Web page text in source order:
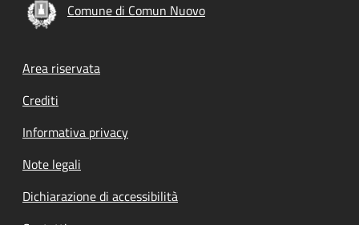
Comune di Comun Nuovo
Footer menu
Area riservata
Crediti
Informativa privacy
Note legali
Dichiarazione di accessibilità